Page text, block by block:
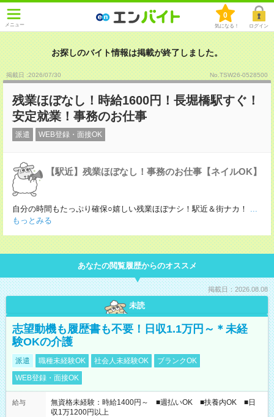
メニュー
0
気になる！ ログイン
お探しのバイト情報は掲載が終了しました。
掲載日 :2026/07/30 No.TSW26-0528500
残業ほぼなし！時給1600円！長堀橋駅すぐ！
安定就業！事務のお仕事
派遣 WEB登録・面接OK
【駅近】残業ほぼなし！事務のお仕事【ネイルOK】
自分の時間もたっぷり確保○嬉しい残業ほぼナシ！駅近＆街ナカ！
...
もっとみる
あなたの閲覧履歴からのオススメ
掲載日：2026.08.08
未読
志望動機も履歴書も不要！日収1.1万円～＊未経
験OKの介護
派遣 職種未経験OK 社会人未経験OK
ブランクOK
WEB登録・面接OK
給与
無資格未経験：時給1400円～ ■週払いOK ■扶養内OK ■日
収1万1200円以上